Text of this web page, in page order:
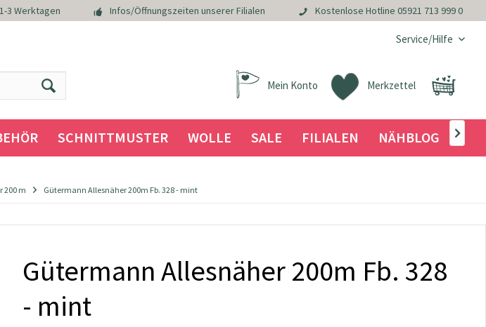
3 Werktagen Infos/Öffnungszeiten unserer Filialen Kostenlose Hotline 05921 713 999 0
Service/Hilfe
Merkzettel
Mein Konto
SCHNITTMUSTER WOLLE SALE FILIALEN NÄHBLOG 
200 m Gütermann Allesnäher 200m Fb. 328 - mint
Gütermann Allesnäher 200m Fb. 328
- mint